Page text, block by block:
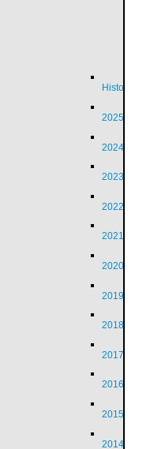
Historik
2025
2024
2023
2022
2021
2020
2019
2018
2017
2016
2015
2014